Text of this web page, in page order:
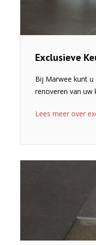
Exclusieve
Bij Marwee kunt
renoveren van uw
Lees meer over